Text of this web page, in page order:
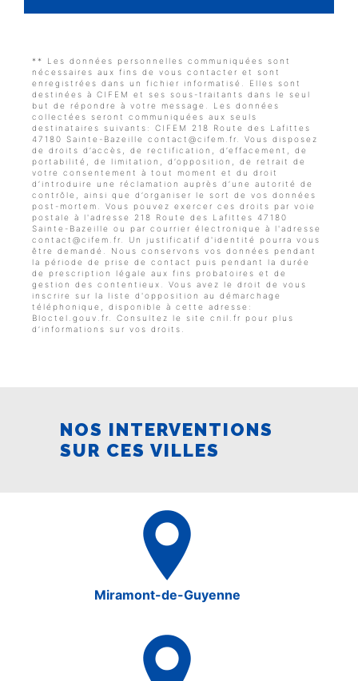
** Les données personnelles communiquées sont
nécessaires aux fins de vous contacter et sont
enregistrées dans un fichier informatisé. Elles sont
destinées à CIFEM et ses sous-traitants dans le seul
but de répondre à votre message. Les données
collectées seront communiquées aux seuls
destinataires suivants: CIFEM 218 Route des Lafittes
47180 Sainte-Bazeille contact@cifem.fr. Vous disposez
de droits d’accès, de rectification, d’effacement, de
portabilité, de limitation, d’opposition, de retrait de
votre consentement à tout moment et du droit
d’introduire une réclamation auprès d’une autorité de
contrôle, ainsi que d’organiser le sort de vos données
post-mortem. Vous pouvez exercer ces droits par voie
postale à l'adresse 218 Route des Lafittes 47180
Sainte-Bazeille ou par courrier électronique à l'adresse
contact@cifem.fr. Un justificatif d'identité pourra vous
être demandé. Nous conservons vos données pendant
la période de prise de contact puis pendant la durée
de prescription légale aux fins probatoires et de
gestion des contentieux. Vous avez le droit de vous
inscrire sur la liste d'opposition au démarchage
téléphonique, disponible à cette adresse:
Bloctel.gouv.fr . Consultez le site cnil.fr pour plus
d’informations sur vos droits.
NOS INTERVENTIONS
SUR CES VILLES
Miramont-de-Guyenne